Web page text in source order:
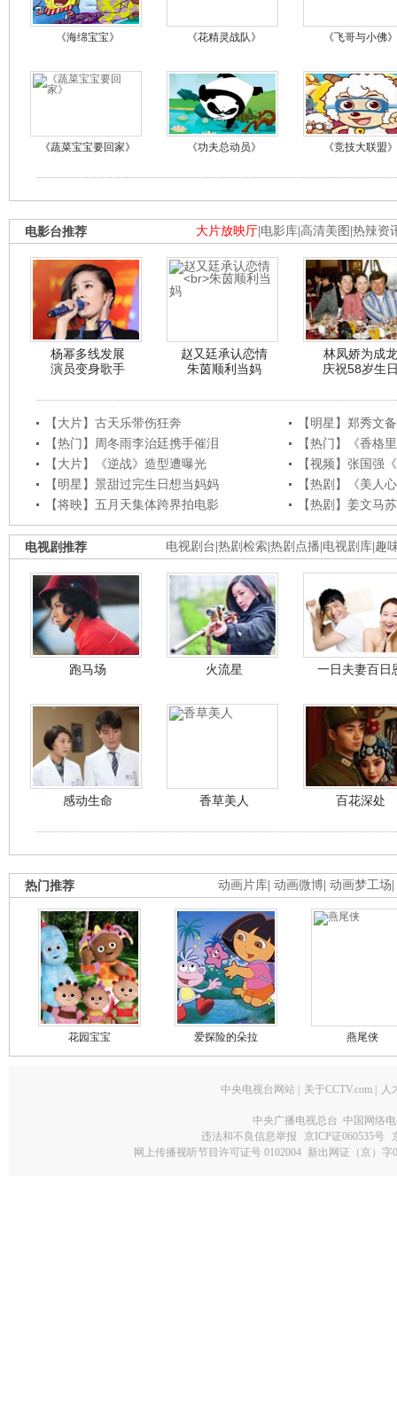
《海绵宝宝》 《花精灵战队》 《飞哥与小佛》
《蔬菜宝宝要回家》 《功夫总动员》 《竞技大联盟》
大片放映厅 电影库 高清美图 热辣资
电影台推荐
杨幂多线发展
演员变身歌手
赵又廷承认恋情
朱茵顺利当妈
林凤娇为成龙
庆祝58岁生
【大片】古天乐带伤狂奔
【明星】郑秀文
【热门】周冬雨李治廷携手催泪
【热门】《香格
【大片】《逆战》造型遭曝光
【视频】张国强
【明星】景甜过完生日想当妈妈
【热剧】《美人
【将映】五月天集体跨界拍电影
【热剧】姜文马
电视剧台 热剧检索 热剧点播 电视剧库 趣
电视剧推荐
跑马场 火流星 一日夫妻百日
感动生命 香草美人 百花深处
动画片库 动画微博 动画梦工场
热门推荐
花园宝宝 爱探险的朵拉 燕尾侠
中央电视台网站 关于CCTV.com 人
中央广播电视总台 中国网络
违法和不良信息举报
京ICP证060535号
网上传播视听节目许可证号 0102004 新出网证（京）